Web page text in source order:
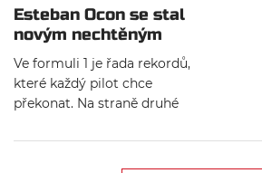
Esteban Ocon se stal
novým nechtěným
rekordmanem
Ve formuli 1 je řada rekordů,
které každý pilot chce
překonat. Na straně druhé
historických tabulek, kterým